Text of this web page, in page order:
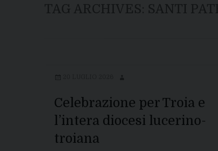
Celebrazione per Troia e
l’intera diocesi lucerino-
troiana